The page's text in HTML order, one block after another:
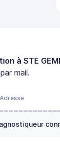
à STE
mail.
Adresse